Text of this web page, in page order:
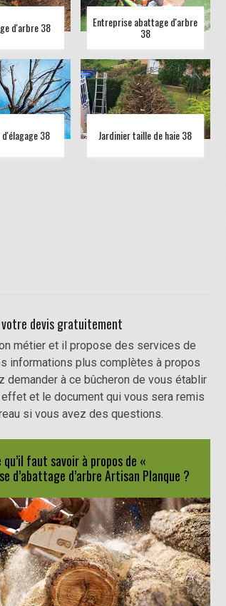
d'arbre 38 Entreprise abattage d'arbre
38
38 Jardinier taille de haie 38
devis gratuitement
métier et il propose des services de
informations plus complètes à propos
à ce bûcheron de vous établir
effet et le document qui vous sera remis
si vous avez des questions.
qu’il faut savoir à propos de «
d’abattage d’arbre Artisan Planque ?